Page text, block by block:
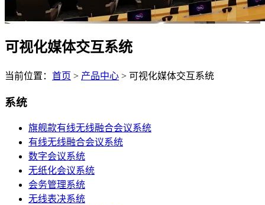
可视化媒体交互系统
当前位置： 首页 > 产品中心 > 可视化媒体交互系统
系统
旗舰款有线无线融合会议系统
有线无线融合会议系统
数字会议系统
无纸化会议系统
会务管理系统
无线表决系统